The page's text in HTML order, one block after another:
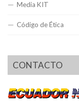
Media KIT
Código de Ética
CONTACTO